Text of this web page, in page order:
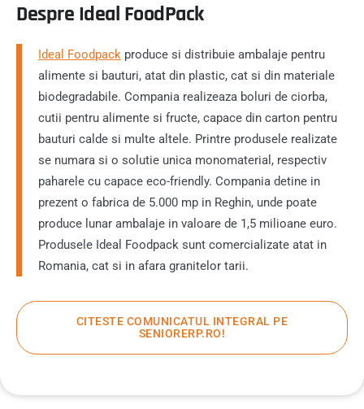
Despre Ideal FoodPack
Ideal Foodpack produce si distribuie ambalaje pentru
alimente si bauturi, atat din plastic, cat si din materiale
biodegradabile. Compania realizeaza boluri de ciorba,
cutii pentru alimente si fructe, capace din carton pentru
bauturi calde si multe altele. Printre produsele realizate
se numara si o solutie unica monomaterial, respectiv
paharele cu capace eco-friendly. Compania detine in
prezent o fabrica de 5.000 mp in Reghin, unde poate
produce lunar ambalaje in valoare de 1,5 milioane euro.
Produsele Ideal Foodpack sunt comercializate atat in
Romania, cat si in afara granitelor tarii.
CITESTE COMUNICATUL INTEGRAL PE
SENIORERP.RO!